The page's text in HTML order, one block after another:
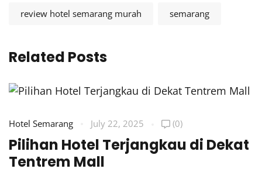
review hotel semarang murah semarang
Related Posts
Hotel Semarang July 22, 2025 (0)
Pilihan Hotel Terjangkau di Dekat
Tentrem Mall